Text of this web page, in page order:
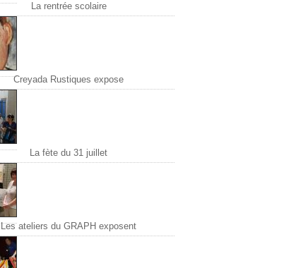
La rentrée scolaire
Creyada Rustiques expose
La fète du 31 juillet
Les ateliers du GRAPH exposent